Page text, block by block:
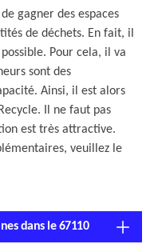
gagner des espaces
de déchets. En fait, il
Pour cela, il va
sont des
Ainsi, il est alors
Il ne faut pas
est très attractive.
veuillez le
dans le 67110